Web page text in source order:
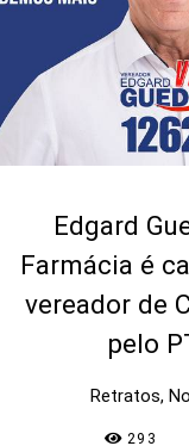
Edgard
Farmácia é
vereador de
pelo
Retratos,
293